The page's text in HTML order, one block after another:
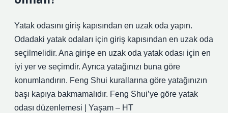
Yatak odasını giriş kapısından en uzak oda yapın.
Odadaki yatak odaları için giriş kapısından en uzak oda
seçilmelidir. Ana girişe en uzak oda yatak odası için en
iyi yer ve seçimdir. Ayrıca yatağınızı buna göre
konumlandırın. Feng Shui kurallarına göre yatağınızın
başı kapıya bakmamalıdır. Feng Shui’ye göre yatak
odası düzenlemesi | Yaşam – HT